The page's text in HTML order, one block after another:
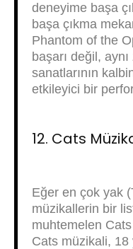
deneyime başa
başa çıkma
Phantom of the
başarı değil,
sanatlarının
etkileyici bir
12. Cats
Eğer en çok yak
müzikallerin bir
muhtemelen
Cats müzikali, 18